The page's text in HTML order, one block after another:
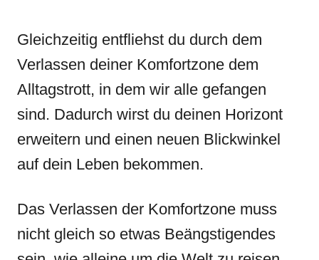
Gleichzeitig entfliehst du durch dem
Verlassen deiner Komfortzone dem
Alltagstrott, in dem wir alle gefangen
sind. Dadurch wirst du deinen Horizont
erweitern und einen neuen Blickwinkel
auf dein Leben bekommen.
Das Verlassen der Komfortzone muss
nicht gleich so etwas Beängstigendes